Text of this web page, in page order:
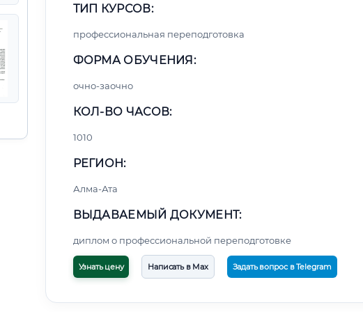
ТИП КУРСОВ:
профессиональная переподготовка
ФОРМА ОБУЧЕНИЯ:
очно-заочно
КОЛ-ВО ЧАСОВ:
1010
РЕГИОН:
Алма-Ата
ВЫДАВАЕМЫЙ ДОКУМЕНТ:
диплом о профессиональной переподготовке
Узнать цену Написать в Max Задать вопрос в Telegram